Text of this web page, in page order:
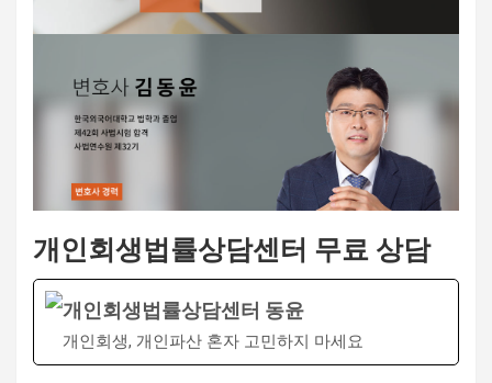
개인회생법률상담센터 무료 상담
개인회생법률상담센터 동윤
개인회생, 개인파산 혼자 고민하지 마세요